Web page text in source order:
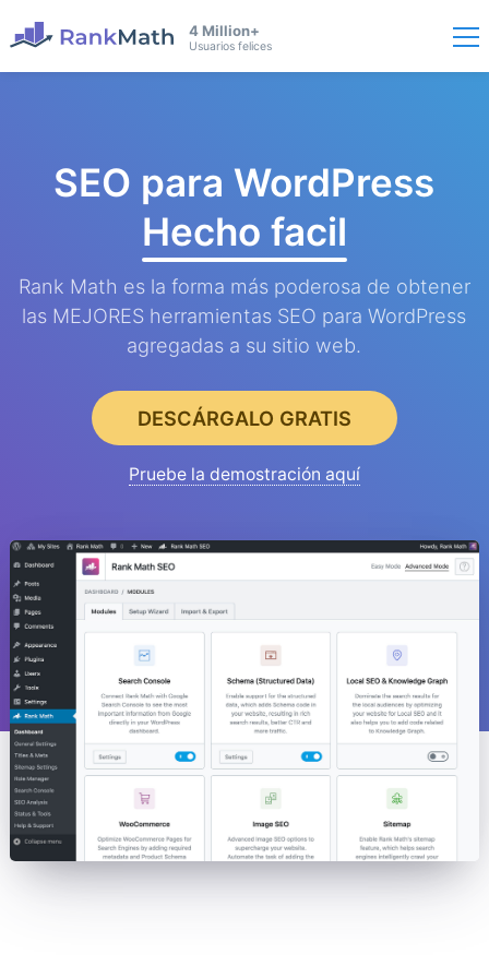
4 Million+
Usuarios felices
SEO para WordPress
Hecho facil
Rank Math es la forma más poderosa de obtener
las MEJORES herramientas SEO para WordPress
agregadas a su sitio web.
DESCÁRGALO GRATIS
Pruebe la demostración aquí